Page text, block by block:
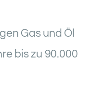
Gas und Öl
bis zu 90.000